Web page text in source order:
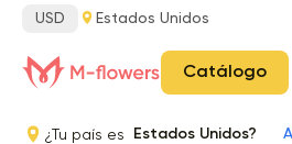
USD Estados Unidos
Catálogo
¿Tu país es Estados Unidos?